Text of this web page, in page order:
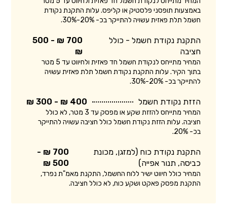
באמצעות תופסני פלסטיק או קליפס. עלות התקנת נקודת
חשמל תלת פאזית עשויה להתייקר בכ- 20%-30%.
התקנת נקודת חשמל - כולל
חציבה
700 ₪ - 500
₪
המחיר מתייחס לנקודת חשמל חד פאזית ולחיווט עד 5 מטר
בתוך הקיר. עלות התקנת נקודת חשמל תלת פאזית עשויה
להתייקר בכ- 20%-30%.
הזזת נקודת חשמל 400 ₪ - 300 ₪
המחיר מתייחס להזזת שקע או מפסק עד 3 מטר, לא כולל
חציבה. עלות הזזת נקודת חשמל כולל חציבה עשויה להתייקר
בכ- 20%.
התקנת נקודת כוח (למזגן, מכונת
כביסה, תנור אפייה)
700 ₪ -
500 ₪
המחיר כולל חיווט ישיר ללוח החשמל, התקנת מאמ"ת נפרד,
התקנת מפסק פאקט ושקע כוח, לא כולל חציבה.